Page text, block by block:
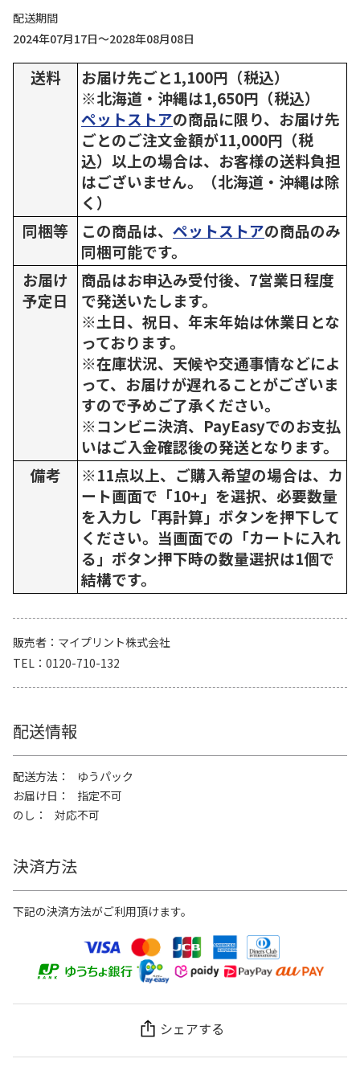
配送期間
2024年07月17日～2028年08月08日
送料
お届け先ごと1,100円（税込）
※北海道・沖縄は1,650円（税込）
ペットストアの商品に限り、お届け先
ごとのご注文金額が11,000円（税
込）以上の場合は、お客様の送料負担
はございません。（北海道・沖縄は除
く）
同梱等
この商品は、 ペットストアの商品のみ
同梱可能です。
お届け
予定日
商品はお申込み受付後、7営業日程度
で発送いたします。
※土日、祝日、年末年始は休業日とな
っております。
※在庫状況、天候や交通事情などによ
って、お届けが遅れることがございま
すので予めご了承ください。
※コンビニ決済、PayEasyでのお支払
いはご入金確認後の発送となります。
備考
※11点以上、ご購入希望の場合は、カ
ート画面で「10+」を選択、必要数量
を入力し「再計算」ボタンを押下して
ください。当画面での「カートに入れ
る」ボタン押下時の数量選択は1個で
結構です。
販売者
マイプリント株式会社
TEL
0120-710-132
配送情報
配送方法
ゆうパック
お届け日
指定不可
のし
対応不可
決済方法
下記の決済方法がご利用頂けます。
シェアする